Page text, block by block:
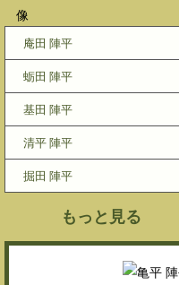
庵田 陣平
蛎田 陣平
基田 陣平
清平 陣平
掘田 陣平
もっと見る